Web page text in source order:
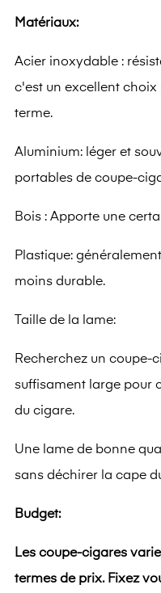
Matériaux:
Acier inoxydable :
c'est un excellent
terme.
Aluminium: léger et
portables de coupe-
Bois : Apporte une
Plastique:
moins durable.
Taille de la lame:
Recherchez un coupe-
suffisament large pour
du cigare.
Une lame de bonne
sans déchirer la cape
Budget:
Les coupe-cigares
termes de prix. Fixez